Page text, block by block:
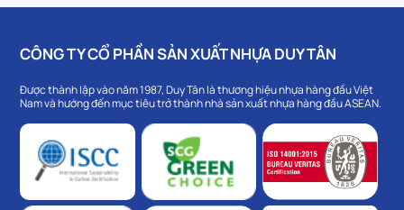
CÔNG TY CỔ PHẦN SẢN XUẤT NHỰA DUY TÂN
Được thành lập vào năm 1987, Duy Tân là thương hiệu nhựa hàng đầu Việt
Nam và hướng đến mục tiêu trở thành nhà sản xuất nhựa hàng đầu ASEAN.